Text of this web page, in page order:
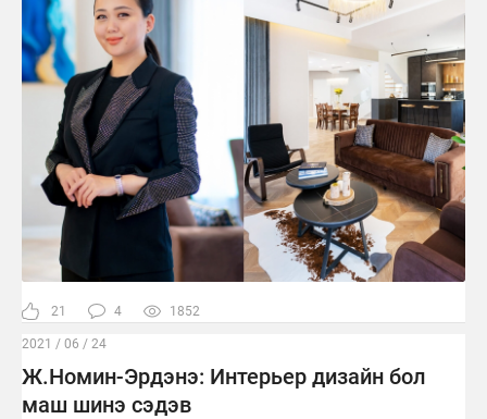
21 4 1852
2021 / 06 / 24
Ж.Номин-Эрдэнэ: Интерьер дизайн бол
маш шинэ сэдэв